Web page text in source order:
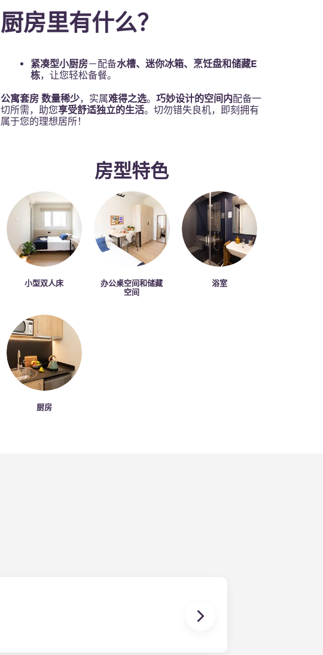
厨房里有什么？
紧凑型小厨房－配备水槽、迷你冰箱、烹饪盘和储藏E
栋，让您轻松备餐。
公寓套房 数量稀少，实属难得之选。 巧妙设计的空间内配备一
切所需，助您享受舒适独立的生活。切勿错失良机，即刻拥有
属于您的理想居所！
房型特色
小型双人床
办公桌空间和储藏
空间
浴室
厨房